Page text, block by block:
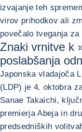
izvajanje teh
virov prihodkov ali
povečalo tveganja
Znaki vrnitve k
poslabšanja
Japonska vladajoča
(LDP) je 4. oktobra
Sanae Takaichi,
premierja Abeja in
predsedniških